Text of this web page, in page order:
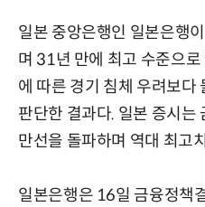
일본 중앙은행인 일본은행
며 31년 만에 최고 수준으
에 따른 경기 침체 우려보다
판단한 결과다. 일본 증시는
만선을 돌파하며 역대 최고
일본은행은 16일 금융정책